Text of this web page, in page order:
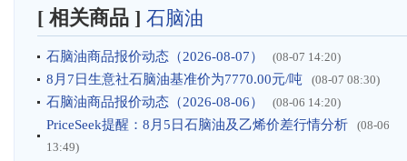
[ 相关商品 ] 石脑油
石脑油商品报价动态（2026-08-07） (08-07 14:20)
8月7日生意社石脑油基准价为7770.00元/吨 (08-07 08:30)
石脑油商品报价动态（2026-08-06） (08-06 14:20)
PriceSeek提醒：8月5日石脑油及乙烯价差行情分析
(08-06
13:49)